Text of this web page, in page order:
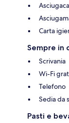
Carta
Sempre in
Scrivania
Wi-Fi
Telefono
Sedia da
Pasti e